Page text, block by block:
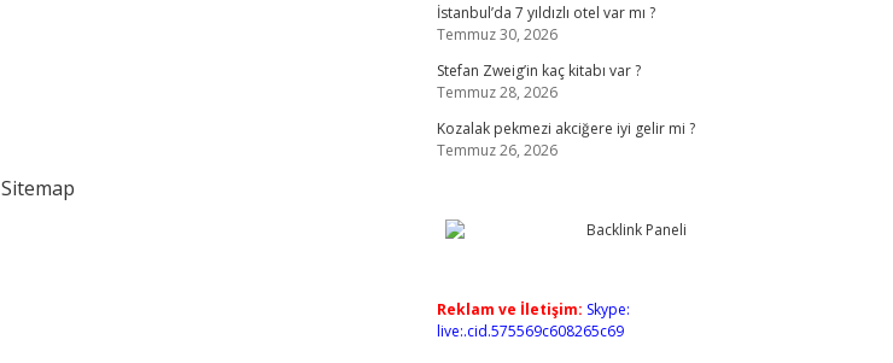
Sitemap
İstanbul’da 7 yıldızlı otel var mı ?
Temmuz 30, 2026
Stefan Zweig’in kaç kitabı var ?
Temmuz 28, 2026
Kozalak pekmezi akciğere iyi gelir mi ?
Temmuz 26, 2026
Reklam ve İletişim: Skype:
live:.cid.575569c608265c69